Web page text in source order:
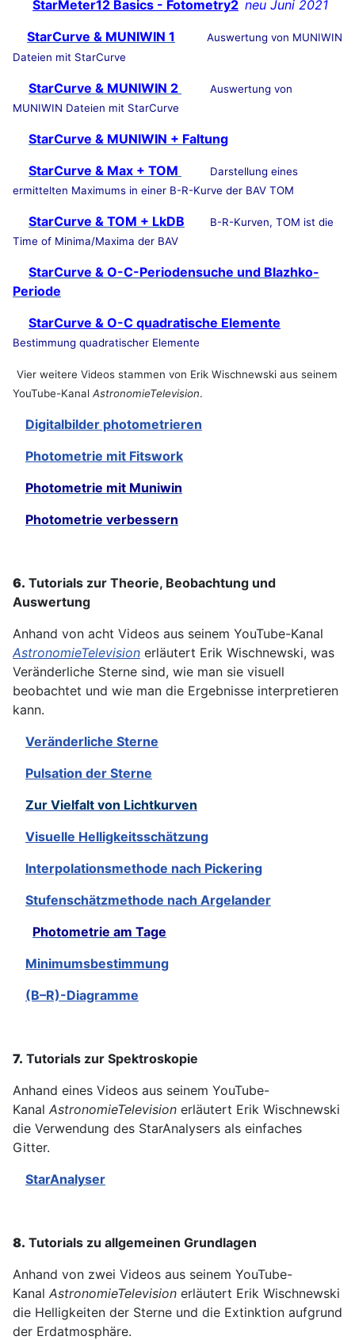
StarMeter12 Basics - Fotometry2 neu Juni 2021
StarCurve & MUNIWIN 1
Auswertung von MUNIWIN
Dateien mit StarCurve
StarCurve & MUNIWIN 2
Auswertung von
MUNIWIN Dateien mit StarCurve
StarCurve & MUNIWIN + Faltung
StarCurve & Max + TOM
Darstellung eines
ermittelten Maximums in einer B-R-Kurve der BAV TOM
StarCurve & TOM + LkDB
B-R-Kurven, TOM ist die
Time of Minima/Maxima der BAV
StarCurve & O-C-Periodensuche und Blazhko-
Periode
StarCurve & O-C quadratische Elemente
Bestimmung quadratischer Elemente
Vier weitere Videos stammen von Erik Wischnewski aus seinem
YouTube-Kanal AstronomieTelevision.
Digitalbilder photometrieren
Photometrie mit Fitswork
Photometrie mit Muniwin
Photometrie verbessern
6. Tutorials zur Theorie, Beobachtung und
Auswertung
Anhand von acht Videos aus seinem YouTube-Kanal
AstronomieTelevision erläutert Erik Wischnewski, was
Veränderliche Sterne sind, wie man sie visuell
beobachtet und wie man die Ergebnisse interpretieren
kann.
Veränderliche Sterne
Pulsation der Sterne
Zur Vielfalt von Lichtkurven
Visuelle Helligkeitsschätzung
Interpolationsmethode nach Pickering
Stufenschätzmethode nach Argelander
Photometrie am Tage
Minimumsbestimmung
(B–R)-Diagramme
7. Tutorials zur Spektroskopie
Anhand eines Videos aus seinem YouTube-
Kanal AstronomieTelevision erläutert Erik Wischnewski
die Verwendung des StarAnalysers als einfaches
Gitter.
StarAnalyser
8. Tutorials zu allgemeinen Grundlagen
Anhand von zwei Videos aus seinem YouTube-
Kanal AstronomieTelevision erläutert Erik Wischnewski
die Helligkeiten der Sterne und die Extinktion aufgrund
der Erdatmosphäre.